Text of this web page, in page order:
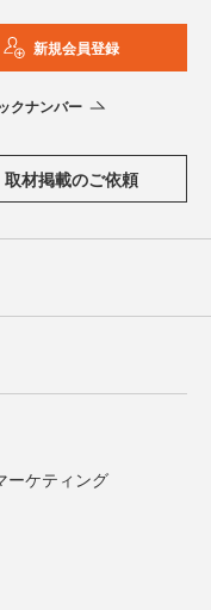
新規会員登録
クナンバー
取材掲載のご依頼
ーケティング